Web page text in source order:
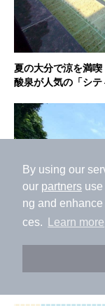
By using our
our partners
ng and
ces.
Learn more
夏の大分で涼を満
酸泉が人気の「シ
台湾にも極上温泉